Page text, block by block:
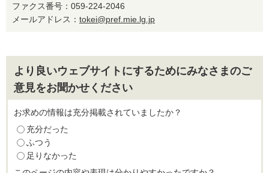
ファクス番号：059-224-2046
メールアドレス： tokei@pref.mie.lg.jp
より良いウェブサイトにするためにみなさまのご
意見をお聞かせください
お求めの情報は充分掲載されていましたか？
充分だった
ふつう
足りなかった